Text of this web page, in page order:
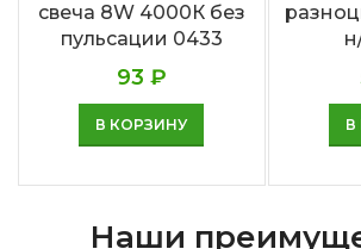
свеча 8W 4000К без
пульсации 0433
93 ₽
В КОРЗИНУ В
Наши